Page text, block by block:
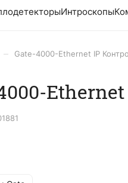
Интроскопы
Gate-4000-Ethernet IP